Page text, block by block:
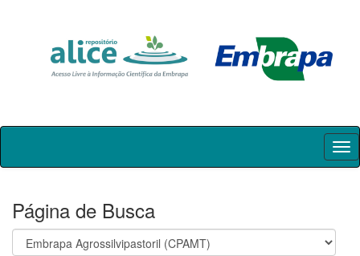
Skip
Página de Busca